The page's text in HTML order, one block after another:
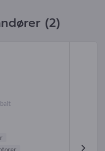
(2)